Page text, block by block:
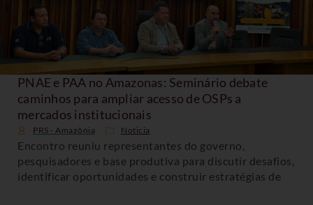
PNAE e PAA no Amazonas: Seminário debate
caminhos para ampliar acesso de OSPs a
mercados institucionais
PRS - Amazônia Noticia
Encontro reuniu representantes do governo,
pesquisadores e base produtiva para discutir desafios,
identificar oportunidades e construir estratégias de